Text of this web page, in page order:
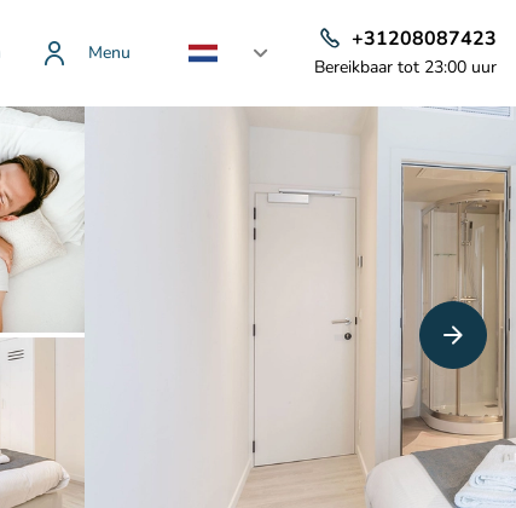
Menu
+31208087423
Bereikbaar tot 23:00 uur